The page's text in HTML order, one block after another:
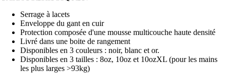
Serrage à lacets
Enveloppe du gant en cuir
Protection composée d'une mousse multicouche haute densité
Livré dans une boite de rangement
Disponibles en 3 couleurs : noir, blanc et or.
Disponibles en 3 tailles : 8oz, 10oz et 10ozXL (pour les mains
les plus larges >93kg)